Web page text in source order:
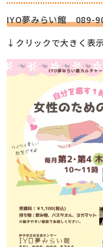
IYO夢みらい館 089-
↓クリックで大きく表示